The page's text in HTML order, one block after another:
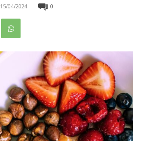
15/04/2024 0